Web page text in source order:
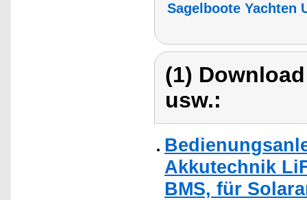
Sagelboote Yachten
(1)
usw.:
Akkutechnik
BMS, für